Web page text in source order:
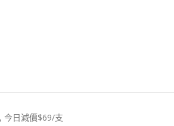
今日減價$69/支